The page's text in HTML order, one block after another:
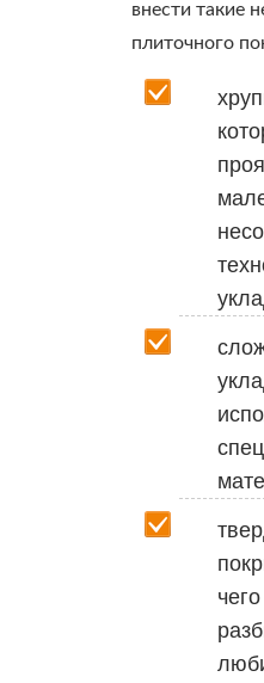
внести такие
плиточного